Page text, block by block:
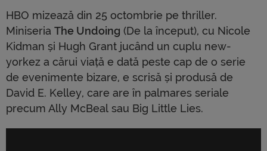
HBO mizează din 25 octombrie pe thriller.
Miniseria The Undoing (De la început), cu Nicole
Kidman și Hugh Grant jucând un cuplu new-
yorkez a cărui viață e dată peste cap de o serie
de evenimente bizare, e scrisă și produsă de
David E. Kelley, care are în palmares seriale
precum Ally McBeal sau Big Little Lies.